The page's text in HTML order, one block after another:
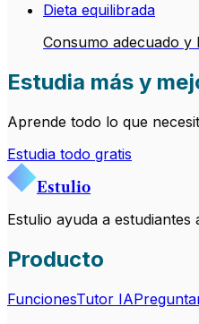
Dieta equilibrada
Consumo adecuado y
Estudia más y
Aprende todo lo que
Estudia todo gratis
Estulio
Estulio ayuda a
Producto
FuncionesTutor IA